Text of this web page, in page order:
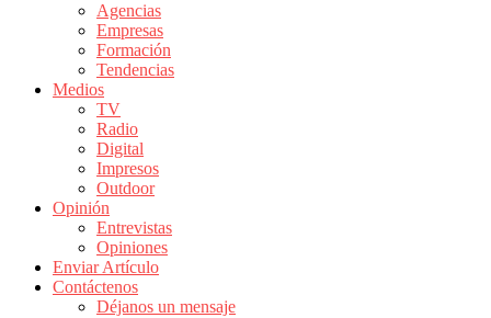
Noticias
Actualidad
Mercadeo
Colombia
Revistas
Actualidad
Agencias
Empresas
Formación
Tendencias
Medios
TV
Radio
Digital
Impresos
Outdoor
Opinión
Entrevistas
Opiniones
Enviar Artículo
Contáctenos
Déjanos un mensaje